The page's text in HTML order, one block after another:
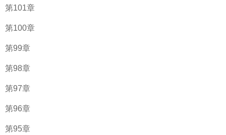
第101章
第100章
第99章
第98章
第97章
第96章
第95章